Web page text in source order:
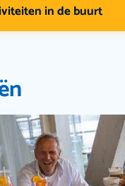
in de buurt